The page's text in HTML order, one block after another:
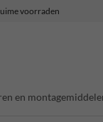
voorraden
en